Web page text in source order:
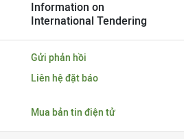
Information on
International Tendering
Gửi phản hồi
Liên hệ đặt báo
Mua bản tin điện tử